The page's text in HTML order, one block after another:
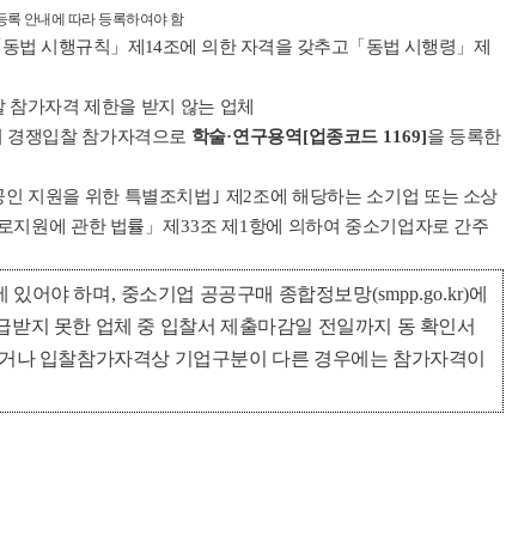
록 안내에 따라 등록하여야 함
동법 시행규칙 」 제 14조에 의한 자격을 갖추고 「 동법 시행령 」 제
가자격 제한을 받지 않는 업체
경쟁입찰 참가자격으로 학술·연구용역[업종코드 1169]을 등록한
지원을 위한 특별조치법 ｣ 제2조에 해당하는 소기업 또는 소상
지원에 관한 법률 」제 33조 제 1항에 의하여 중소기업자로 간주
있어야 하며 , 중소기업 공공구매 종합정보망(smpp.go.kr)에
받지 못한 업체 중 입찰서 제출마감일 전일까지 동 확인서
나 입찰참가자격상 기업구분이 다른 경우에는 참가자격이